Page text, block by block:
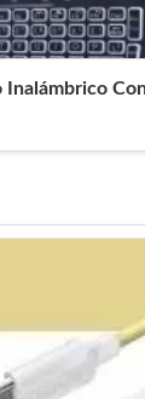
Inalámbrico